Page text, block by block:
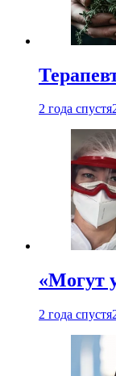
2 года спустя
«Могут
2 года спустя